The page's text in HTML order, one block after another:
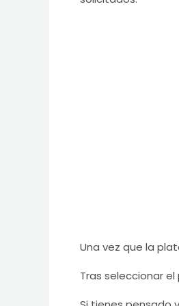
Una vez que la
Tras seleccionar